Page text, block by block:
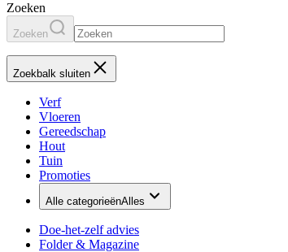
Zoeken
Zoeken
Zoekbalk sluiten
Verf
Vloeren
Gereedschap
Hout
Tuin
Promoties
Alle categorieënAlles
Doe-het-zelf advies
Folder & Magazine